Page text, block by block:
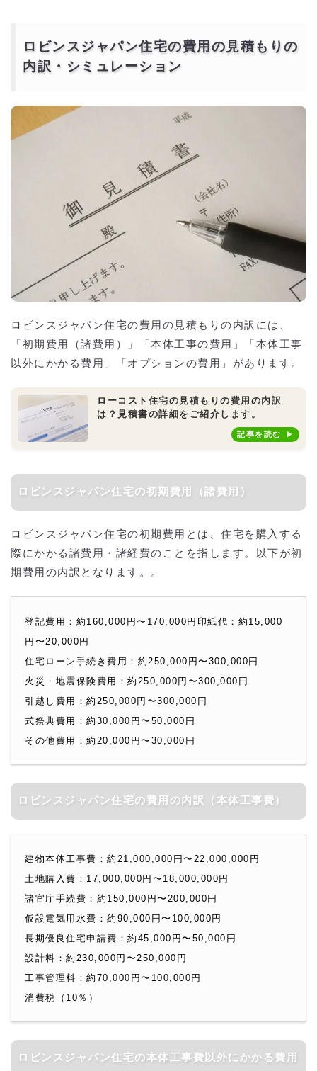
ロビンスジャパン住宅の費用の見積もりの
内訳・シミュレーション
ロビンスジャパン住宅の費用の見積もりの内訳には、
「初期費用（諸費用）」「本体工事の費用」「本体工事
以外にかかる費用」「オプションの費用」があります。
ローコスト住宅の見積もりの費用の内訳
は？見積書の詳細をご紹介します。
記事を読む
ロビンスジャパン住宅の初期費用（諸費用）
ロビンスジャパン住宅の初期費用とは、住宅を購入する
際にかかる諸費用・諸経費のことを指します。以下が初
期費用の内訳となります。。
登記費用：約160,000円〜170,000円印紙代：約15,000
円〜20,000円
住宅ローン手続き費用：約250,000円〜300,000円
火災・地震保険費用：約250,000円〜300,000円
引越し費用：約250,000円〜300,000円
式祭典費用：約30,000円〜50,000円
その他費用：約20,000円〜30,000円
ロビンスジャパン住宅の費用の内訳（本体工事費）
建物本体工事費：約21,000,000円〜22,000,000円
土地購入費：17,000,000円〜18,000,000円
諸官庁手続費：約150,000円〜200,000円
仮設電気用水費：約90,000円〜100,000円
長期優良住宅申請費：約45,000円〜50,000円
設計料：約230,000円〜250,000円
工事管理料：約70,000円〜100,000円
消費税（10％）
ロビンスジャパン住宅の本体工事費以外にかかる費用